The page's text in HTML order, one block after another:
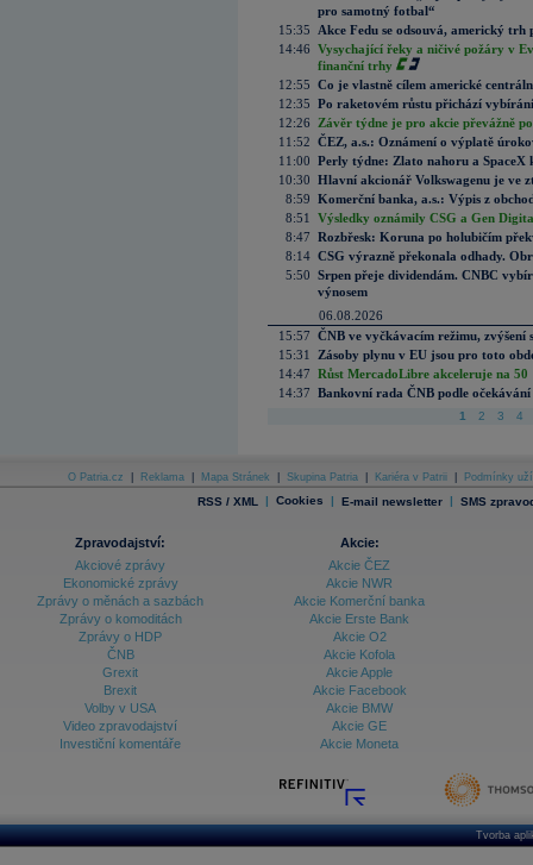
pro samotný fotbal“
15:35
Akce Fedu se odsouvá, americký
14:46 Vysychající řeky a ničivé požáry v
finanční trhy
12:55 Co je vlastně cílem americké
12:35 Po raketovém růstu přichází
12:26
Závěr týdne je pro akcie převážně
11:52 ČEZ, a.s.: Oznámení o výplatě
11:00 Perly týdne: Zlato nahoru a SpaceX
10:30 Hlavní akcionář Volkswagenu je ve
8:59 Komerční banka, a.s.: Výpis z
8:51
Výsledky oznámily CSG a Gen
8:47 Rozbřesk: Koruna po holubičím
8:14 CSG výrazně překonala odhady.
5:50 Srpen přeje dividendám. CNBC
výnosem
06.08.2026
15:57 ČNB ve vyčkávacím režimu, zvýšení
15:31
Zásoby plynu v EU jsou pro toto
14:47 Růst MercadoLibre akceleruje na
14:37 Bankovní rada ČNB podle
1 2 3 4
O Patria.cz Reklama Mapa Stránek Skupina Patria Kariéra v Patrii Podmínky
RSS / XML | Cookies | E-mail newsletter | SMS
Zpravodajství:
Akciové zprávy
Ekonomické zprávy
Zprávy o měnách a sazbách
Zprávy o komoditách
Zprávy o HDP
ČNB
Grexit
Brexit
Volby v USA
Video zpravodajství
Investiční komentáře
Akcie:
Akcie ČEZ
Akcie NWR
Akcie Komerční banka
Akcie Erste Bank
Akcie O2
Akcie Kofola
Akcie Apple
Akcie Facebook
Akcie BMW
Akcie GE
Akcie Moneta
Tvorba